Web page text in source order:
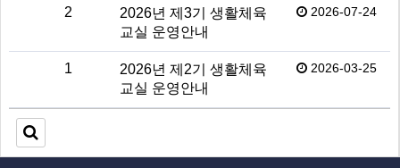
2
2026년 제3기 생활체육
교실 운영안내
2026-07-24
1
2026년 제2기 생활체육
교실 운영안내
2026-03-25